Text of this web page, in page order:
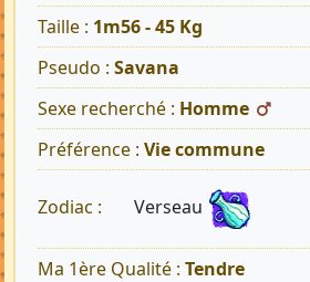
Taille : 1m56 - 45 Kg
Pseudo : Savana
Sexe recherché : Homme
Préférence : Vie commune
Zodiac : Verseau
Ma 1ère Qualité : Tendre